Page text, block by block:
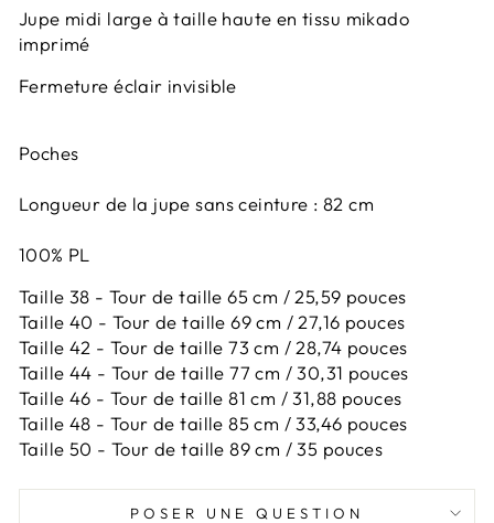
Jupe midi large à taille haute en tissu mikado
imprimé
Fermeture éclair invisible
Poches
Longueur de la jupe sans ceinture : 82 cm
100% PL
Taille 38 - Tour de taille 65 cm / 25,59 pouces
Taille 40 - Tour de taille 69 cm / 27,16 pouces
Taille 42 - Tour de taille 73 cm / 28,74 pouces
Taille 44 - Tour de taille 77 cm / 30,31 pouces
Taille 46 - Tour de taille 81 cm / 31,88 pouces
Taille 48 - Tour de taille 85 cm / 33,46 pouces
Taille 50 - Tour de taille 89 cm / 35 pouces
POSER UNE QUESTION